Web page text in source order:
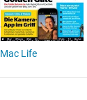
Mac Life